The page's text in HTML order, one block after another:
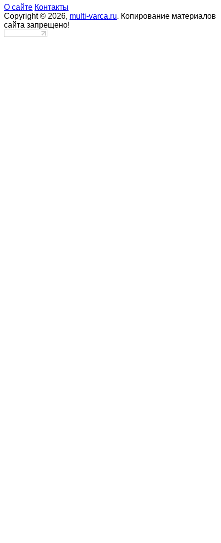
О сайте Контакты
Copyright © 2026, multi-varca.ru. Копирование материалов
сайта запрещено!